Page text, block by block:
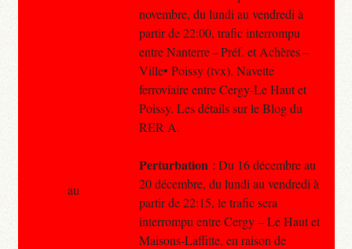
novembre, du lundi au vendredi à
partir de 22:00, trafic interrompu
entre Nanterre – Préf. et Achères –
Ville• Poissy (tvx). Navette
ferroviaire entre Cergy-Le Haut et
Poissy. Les détails sur le Blog du
RER A.
Perturbation : Du 16 décembre au
20 décembre, du lundi au vendredi à
partir de 22:15, le trafic sera
interrompu entre Cergy – Le Haut et
Maisons-Laffitte, en raison de
au